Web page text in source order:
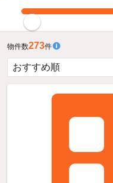
物件数273件